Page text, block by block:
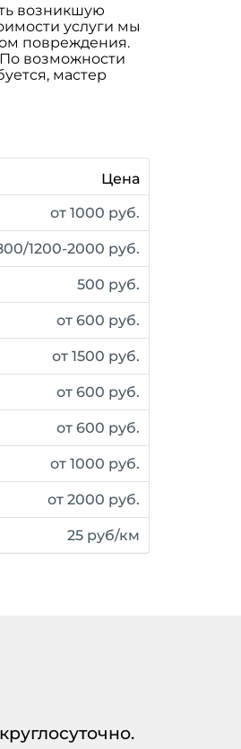
возникшую
услуги мы
повреждения.
возможности
мастер
Цена
от 1000 руб.
1200-2000 руб.
500 руб.
от 600 руб.
от 1500 руб.
от 600 руб.
от 600 руб.
от 1000 руб.
от 2000 руб.
25 руб/км